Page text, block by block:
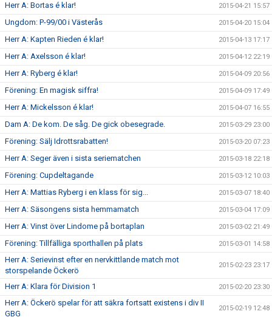
Herr A: Bortas é klar! 2015-04-21 15:57
Ungdom: P-99/00 i Västerås 2015-04-20 15:04
Herr A: Kapten Rieden é klar! 2015-04-13 17:17
Herr A: Axelsson é klar! 2015-04-12 22:19
Herr A: Ryberg é klar! 2015-04-09 20:56
Förening: En magisk siffra! 2015-04-09 17:49
Herr A: Mickelsson é klar! 2015-04-07 16:55
Dam A: De kom. De såg. De gick obesegrade. 2015-03-29 23:00
Förening: Sälj Idrottsrabatten! 2015-03-20 07:23
Herr A: Seger även i sista seriematchen 2015-03-18 22:18
Förening: Cupdeltagande 2015-03-12 10:03
Herr A: Mattias Ryberg i en klass för sig... 2015-03-07 18:40
Herr A: Säsongens sista hemmamatch 2015-03-04 17:09
Herr A: Vinst över Lindome på bortaplan 2015-03-02 21:49
Förening: Tillfälliga sporthallen på plats 2015-03-01 14:58
Herr A: Serievinst efter en nervkittlande match mot
storspelande Öckerö
2015-02-23 23:17
Herr A: Klara för Division 1 2015-02-20 23:30
Herr A: Öckerö spelar för att säkra fortsatt existens i div II
GBG
2015-02-19 12:48